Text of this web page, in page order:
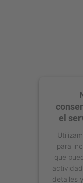
el
para
que
detalles